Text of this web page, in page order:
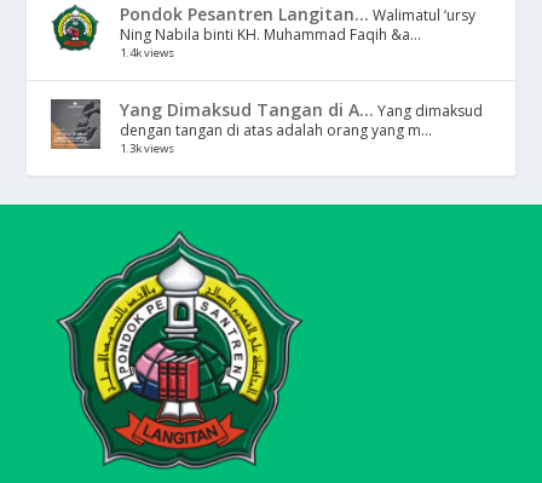
Pondok Pesantren Langitan... Walimatul ‘ursy
Ning Nabila binti KH. Muhammad Faqih &a...
1.4k views
Yang Dimaksud Tangan di A... Yang dimaksud
dengan tangan di atas adalah orang yang m...
1.3k views